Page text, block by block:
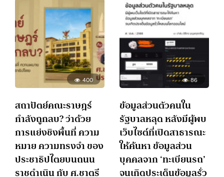
400
สถาปัตย์คณะราษฎร์
กำลังถูกลบ? ว่าด้วย
การแย่งชิงพื้นที่ ความ
หมาย ความทรงจำ ของ
ประชาธิปไตยบนถนน
ราชดำเนิน กับ ศ.ชาตรี
86
ข้อมูลส่วนตัวคนใน
รัฐบาลหลุด หลังมีผู้พบ
เว็บไซต์ที่เปิดสาธารณะ
ให้ค้นหา ข้อมูลส่วน
บุคคลจาก ‘ทะเบียนรถ’
จนเกิดประเด็นข้อมูลรั่ว